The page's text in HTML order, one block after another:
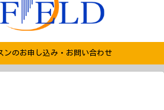
ンのお申し込み・お問い合わせ